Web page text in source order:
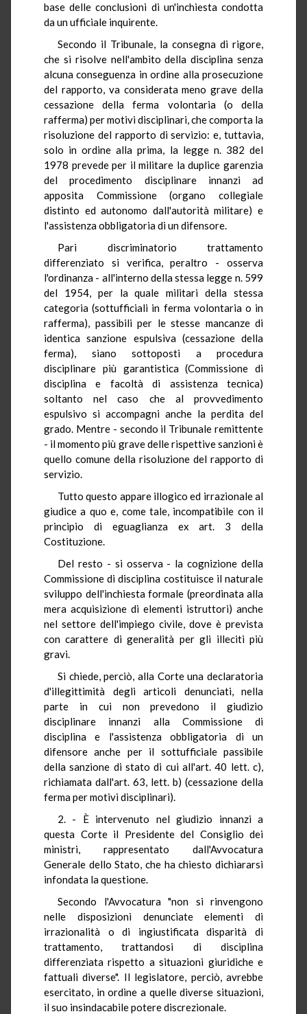
base delle conclusioni di un'inchiesta condotta
da un ufficiale inquirente.
Secondo il Tribunale, la consegna di rigore,
che si risolve nell'ambito della disciplina senza
alcuna conseguenza in ordine alla prosecuzione
del rapporto, va considerata meno grave della
cessazione della ferma volontaria (o della
rafferma) per motivi disciplinari, che comporta la
risoluzione del rapporto di servizio: e, tuttavia,
solo in ordine alla prima, la legge n. 382 del
1978 prevede per il militare la duplice garenzia
del procedimento disciplinare innanzi ad
apposita Commissione (organo collegiale
distinto ed autonomo dall'autorità militare) e
l'assistenza obbligatoria di un difensore.
Pari discriminatorio trattamento
differenziato si verifica, peraltro - osserva
l'ordinanza - all'interno della stessa legge n. 599
del 1954, per la quale militari della stessa
categoria (sottufficiali in ferma volontaria o in
rafferma), passibili per le stesse mancanze di
identica sanzione espulsiva (cessazione della
ferma), siano sottoposti a procedura
disciplinare più garantistica (Commissione di
disciplina e facoltà di assistenza tecnica)
soltanto nel caso che al provvedimento
espulsivo si accompagni anche la perdita del
grado. Mentre - secondo il Tribunale remittente
- il momento più grave delle rispettive sanzioni è
quello comune della risoluzione del rapporto di
servizio.
Tutto questo appare illogico ed irrazionale al
giudice a quo e, come tale, incompatibile con il
principio di eguaglianza ex art. 3 della
Costituzione.
Del resto - si osserva - la cognizione della
Commissione di disciplina costituisce il naturale
sviluppo dell'inchiesta formale (preordinata alla
mera acquisizione di elementi istruttori) anche
nel settore dell'impiego civile, dove è prevista
con carattere di generalità per gli illeciti più
gravi.
Si chiede, perciò, alla Corte una declaratoria
d'illegittimità degli articoli denunciati, nella
parte in cui non prevedono il giudizio
disciplinare innanzi alla Commissione di
disciplina e l'assistenza obbligatoria di un
difensore anche per il sottufficiale passibile
della sanzione di stato di cui all'art. 40 lett. c),
richiamata dall'art. 63, lett. b) (cessazione della
ferma per motivi disciplinari).
2. - È intervenuto nel giudizio innanzi a
questa Corte il Presidente del Consiglio dei
ministri, rappresentato dall'Avvocatura
Generale dello Stato, che ha chiesto dichiararsi
infondata la questione.
Secondo l'Avvocatura "non si rinvengono
nelle disposizioni denunciate elementi di
irrazionalità o di ingiustificata disparità di
trattamento, trattandosi di disciplina
differenziata rispetto a situazioni giuridiche e
fattuali diverse". Il legislatore, perciò, avrebbe
esercitato, in ordine a quelle diverse situazioni,
il suo insindacabile potere discrezionale.